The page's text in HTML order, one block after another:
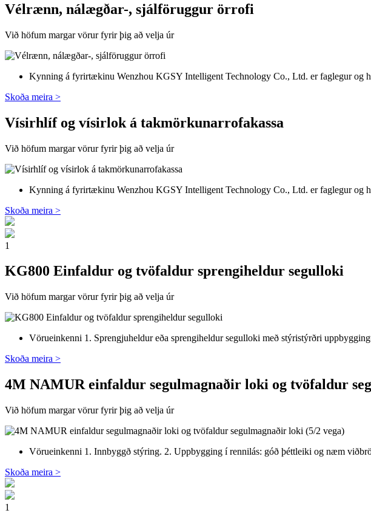
Vélrænn, nálægðar-, sjálföruggur örrofi
Við höfum margar vörur fyrir þig að velja úr
Kynning á fyrirtækinu Wenzhou KGSY Intelligent Technology Co., Ltd. er faglegur og
Skoða meira >
Vísirhlíf og vísirlok á takmörkunarrofakassa
Við höfum margar vörur fyrir þig að velja úr
Kynning á fyrirtækinu Wenzhou KGSY Intelligent Technology Co., Ltd. er faglegur og
Skoða meira >
1
KG800 Einfaldur og tvöfaldur sprengiheldur segulloki
Við höfum margar vörur fyrir þig að velja úr
Vörueinkenni 1. Sprengjuheldur eða sprengiheldur segulloki með stýristýrðri
Skoða meira >
4M NAMUR einfaldur segulmagnaðir loki og tvöfaldur
Við höfum margar vörur fyrir þig að velja úr
Vörueinkenni 1. Innbyggð stýring. 2. Uppbygging í rennilás: góð þéttleiki og næm
Skoða meira >
1